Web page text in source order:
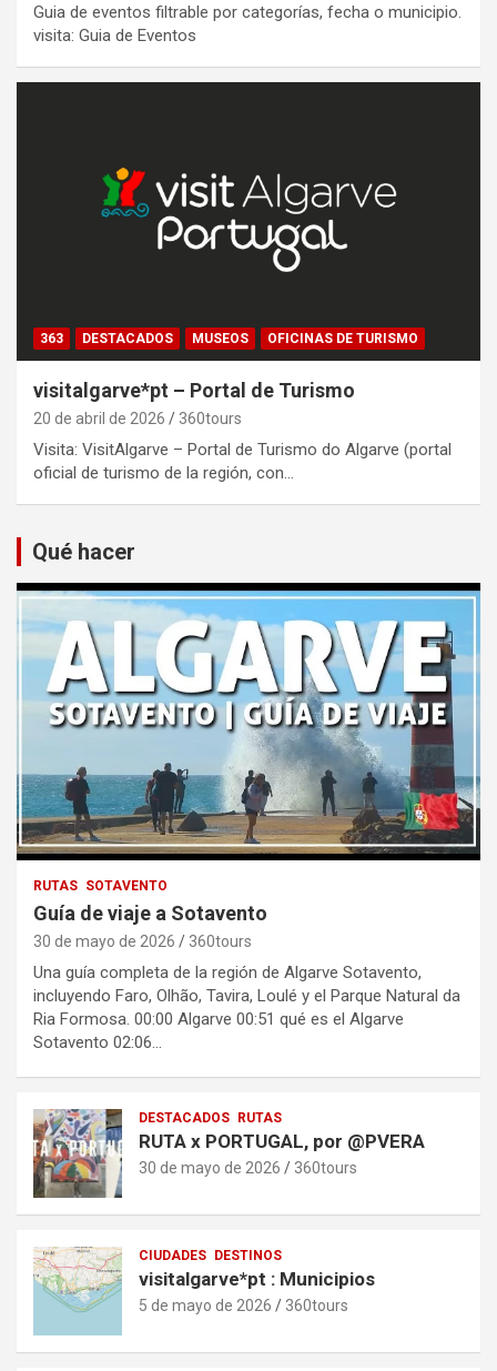
Guia de eventos filtrable por categorías, fecha o municipio.
visita: Guia de Eventos
363 DESTACADOS MUSEOS OFICINAS DE TURISMO
visitalgarve*pt – Portal de Turismo
20 de abril de 2026 360tours
Visita: VisitAlgarve – Portal de Turismo do Algarve (portal
oficial de turismo de la región, con…
Qué hacer
RUTAS SOTAVENTO
Guía de viaje a Sotavento
30 de mayo de 2026 360tours
Una guía completa de la región de Algarve Sotavento,
incluyendo Faro, Olhão, Tavira, Loulé y el Parque Natural da
Ria Formosa. 00:00 Algarve 00:51 qué es el Algarve
Sotavento 02:06…
DESTACADOS RUTAS
RUTA x PORTUGAL, por @PVERA
30 de mayo de 2026 360tours
CIUDADES DESTINOS
visitalgarve*pt : Municipios
5 de mayo de 2026 360tours